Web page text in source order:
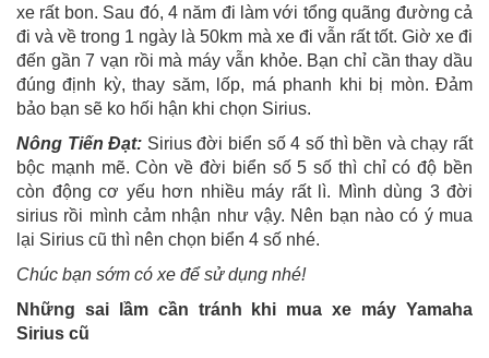
xe rất bon. Sau đó, 4 năm đi làm với tổng quãng đường cả
đi và về trong 1 ngày là 50km mà xe đi vẫn rất tốt. Giờ xe đi
đến gần 7 vạn rồi mà máy vẫn khỏe. Bạn chỉ cần thay dầu
đúng định kỳ, thay săm, lốp, má phanh khi bị mòn. Đảm
bảo bạn sẽ ko hối hận khi chọn Sirius.
Nông Tiến Đạt: Sirius đời biển số 4 số thì bền và chạy rất
bộc mạnh mẽ. Còn về đời biển số 5 số thì chỉ có độ bền
còn động cơ yếu hơn nhiều máy rất lì. Mình dùng 3 đời
sirius rồi mình cảm nhận như vậy. Nên bạn nào có ý mua
lại Sirius cũ thì nên chọn biển 4 số nhé.
Chúc bạn sớm có xe để sử dụng nhé!
Những sai lầm cần tránh khi mua xe máy Yamaha
Sirius cũ